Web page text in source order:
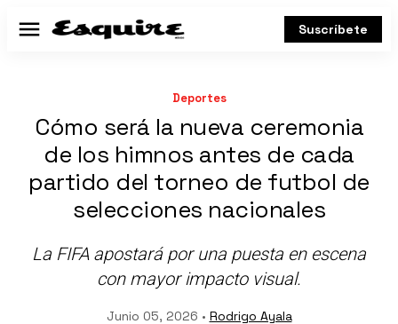
Menú Suscríbete
Deportes
Cómo será la nueva ceremonia
de los himnos antes de cada
partido del torneo de futbol de
selecciones nacionales
La FIFA apostará por una puesta en escena
con mayor impacto visual.
Junio 05, 2026 • Rodrigo Ayala